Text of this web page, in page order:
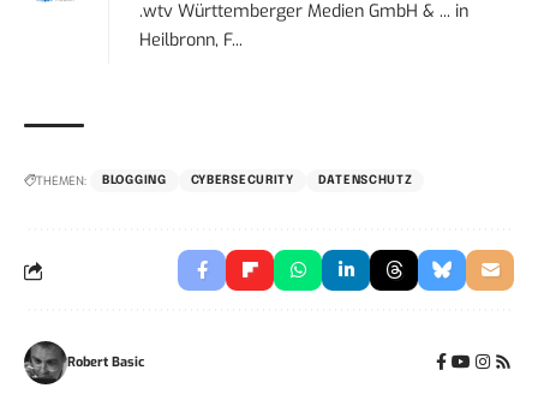
.wtv Württemberger Medien GmbH & ... in
Heilbronn, F...
THEMEN: BLOGGING CYBERSECURITY DATENSCHUTZ
Robert Basic